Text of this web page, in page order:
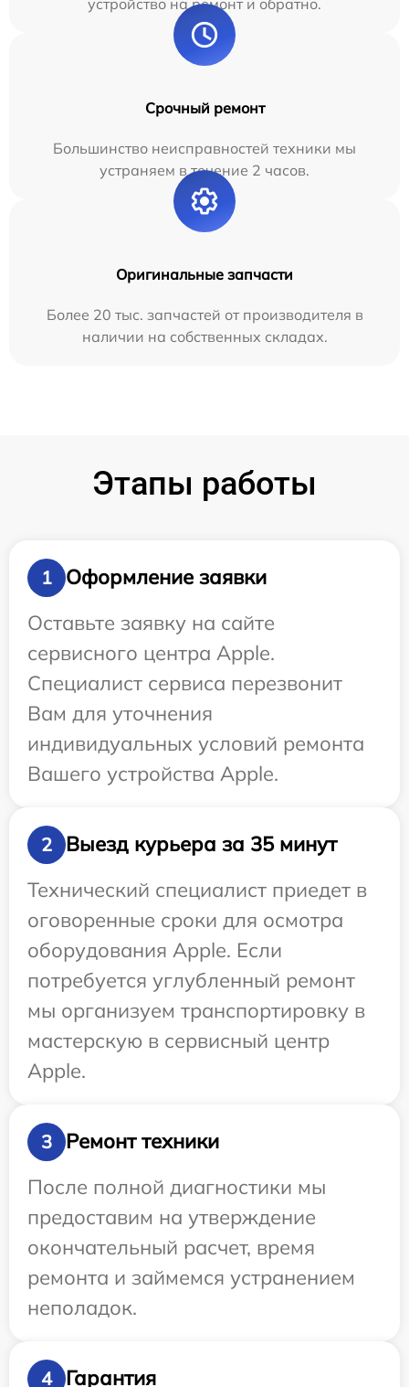
Срочный ремонт
Большинство неисправностей техники мы
устраняем в течение 2 часов.
Оригинальные запчасти
Более 20 тыс. запчастей от производителя в
наличии на собственных складах.
Этапы работы
1
Оформление заявки
Оставьте заявку на сайте
сервисного центра Apple.
Специалист сервиса перезвонит
Вам для уточнения
индивидуальных условий ремонта
Вашего устройства Apple.
2
Выезд курьера за 35 минут
Технический специалист приедет в
оговоренные сроки для осмотра
оборудования Apple. Если
потребуется углубленный ремонт
мы организуем транспортировку в
мастерскую в сервисный центр
Apple.
3
Ремонт техники
После полной диагностики мы
предоставим на утверждение
окончательный расчет, время
ремонта и займемся устранением
неполадок.
4 Гарантия